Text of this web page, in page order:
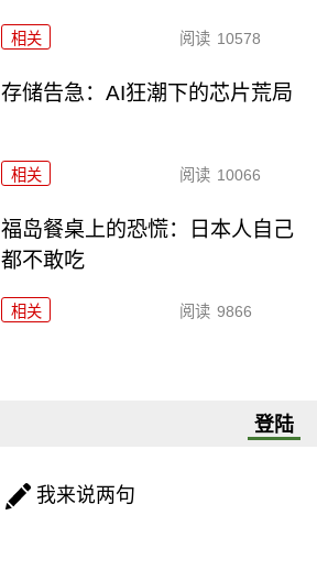
相关 阅读 10578
存储告急：AI狂潮下的芯片荒局
相关 阅读 10066
福岛餐桌上的恐慌：日本人自己
都不敢吃
相关 阅读 9866
登陆
我来说两句